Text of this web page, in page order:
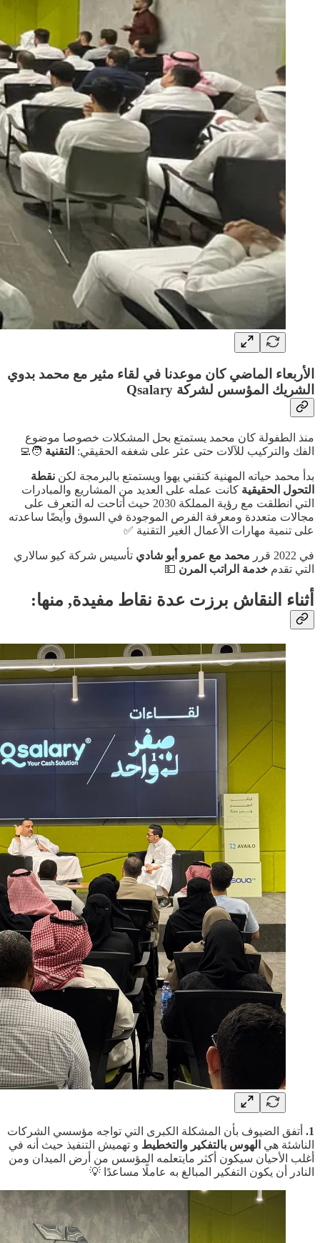
الأربعاء الماضي كان موعدنا في لقاء مثير مع محمد بدوي
الشريك المؤسس لشركة Qsalary
منذ الطفولة كان محمد يستمتع بحل المشكلات خصوصا موضوع
الفك والتركيب للآلات حتى عثر على شغفه الحقيقي: التقنية 🧑‍💻
بدأ محمد حياته المهنية كتقني يهوا ويستمتع بالبرمجة لكن نقطة
التحول الحقيقية كانت عمله على العديد من المشاريع والمبادرات
التي انطلقت مع رؤية المملكة 2030 حيث أتاحت له التعرف على
مجالات متعددة ومعرفة الفرص الموجودة في السوق وأيضًا ساعدته
على تنمية مهارات الأعمال الغير التقنية ✅
في 2022 قرر محمد مع عمرو أبو شادي تأسيس شركة كيو سالاري
التي تقدم خدمة الراتب المرن 💵
أثناء النقاش برزت عدة نقاط مفيدة, منها:
1.
أتفق الضيوف بأن المشكلة الكبرى التي تواجه مؤسسي الشركات
الناشئة هي الهوس بالتفكير والتخطيط و تهميش التنفيذ حيث أنه في
أغلب الأحيان سيكون أكثر مايتعلمه المؤسس من أرض الميدان ومن
النادر أن يكون التفكير المبالغ به عاملًا مساعدًا 💡